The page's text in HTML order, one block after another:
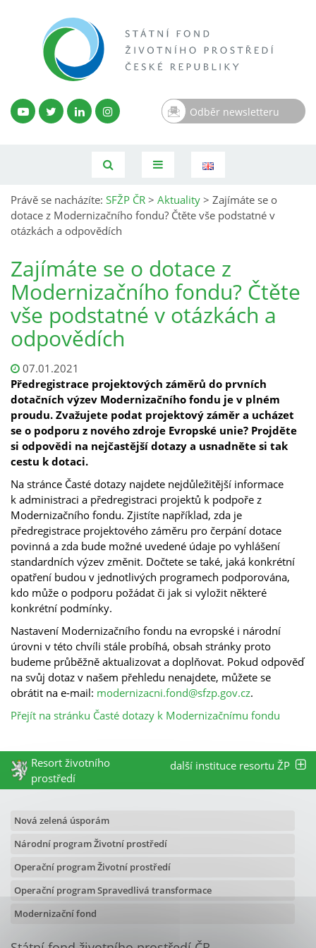
Odběr newsletteru
Právě se nacházíte: SFŽP ČR > Aktuality > Zajímáte se o
dotace z Modernizačního fondu? Čtěte vše podstatné v
otázkách a odpovědích
Zajímáte se o dotace z
Modernizačního fondu? Čtěte
vše podstatné v otázkách a
odpovědích
07.01.2021
Předregistrace projektových záměrů do prvních
dotačních výzev Modernizačního fondu je v plném
proudu. Zvažujete podat projektový záměr a ucházet
se o podporu z nového zdroje Evropské unie? Projděte
si odpovědi na nejčastější dotazy a usnadněte si tak
cestu k dotaci.
Na stránce Časté dotazy najdete nejdůležitější informace
k administraci a předregistraci projektů k podpoře z
Modernizačního fondu. Zjistíte například, zda je
předregistrace projektového záměru pro čerpání dotace
povinná a zda bude možné uvedené údaje po vyhlášení
standardních výzev změnit. Dočtete se také, jaká konkrétní
opatření budou v jednotlivých programech podporována,
kdo může o podporu požádat či jak si vyložit některé
konkrétní podmínky.
Nastavení Modernizačního fondu na evropské i národní
úrovni v této chvíli stále probíhá, obsah stránky proto
budeme průběžně aktualizovat a doplňovat. Pokud odpověď
na svůj dotaz v našem přehledu nenajdete, můžete se
obrátit na e-mail: modernizacni.fond@sfzp.gov.cz.
Přejít na stránku Časté dotazy k Modernizačnímu fondu
Resort životního
prostředí
další instituce resortu ŽP
Nová zelená úsporám
Národní program Životní prostředí
Operační program Životní prostředí
Operační program Spravedlivá transformace
Modernizační fond